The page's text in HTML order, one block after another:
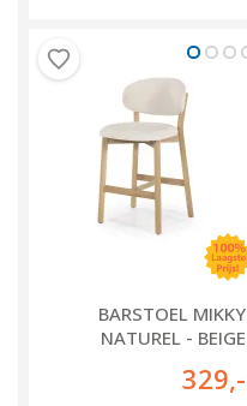
BARSTOEL MIKKY
NATUREL - BEIGE
329,-